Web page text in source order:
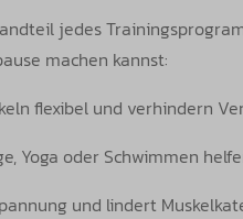
jedes
machen kannst:
flexibel und verhindern
Yoga oder Schwimmen
und lindert